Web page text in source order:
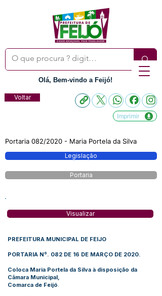
Olá, Bem-vindo a Feijó!
Voltar
Imprimir
Portaria 082/2020 - Maria Portela da Silva
Legislação
Portaria
Visualizar
PREFEITURA MUNICIPAL DE FEIJO
PORTARIA Nº. 082 DE 16 DE MARÇO DE 2020.
Coloca Maria Portela da Silva à disposição da
Câmara Municipal,
Comarca de Feijó.